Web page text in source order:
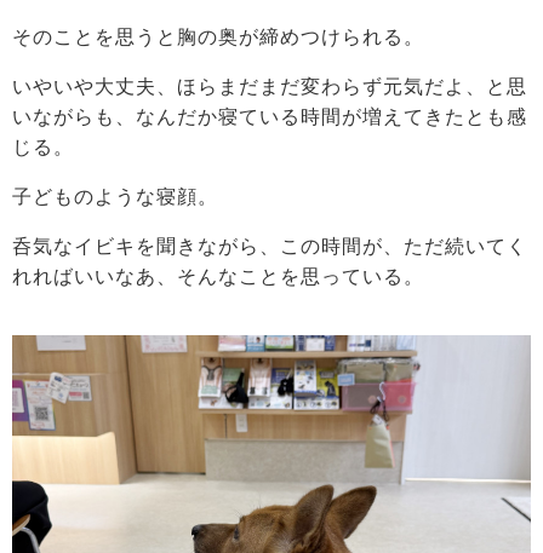
そのことを思うと胸の奥が締めつけられる。
いやいや大丈夫、ほらまだまだ変わらず元気だよ、と思
いながらも、なんだか寝ている時間が増えてきたとも感
じる。
子どものような寝顔。
呑気なイビキを聞きながら、この時間が、ただ続いてく
れればいいなあ、そんなことを思っている。